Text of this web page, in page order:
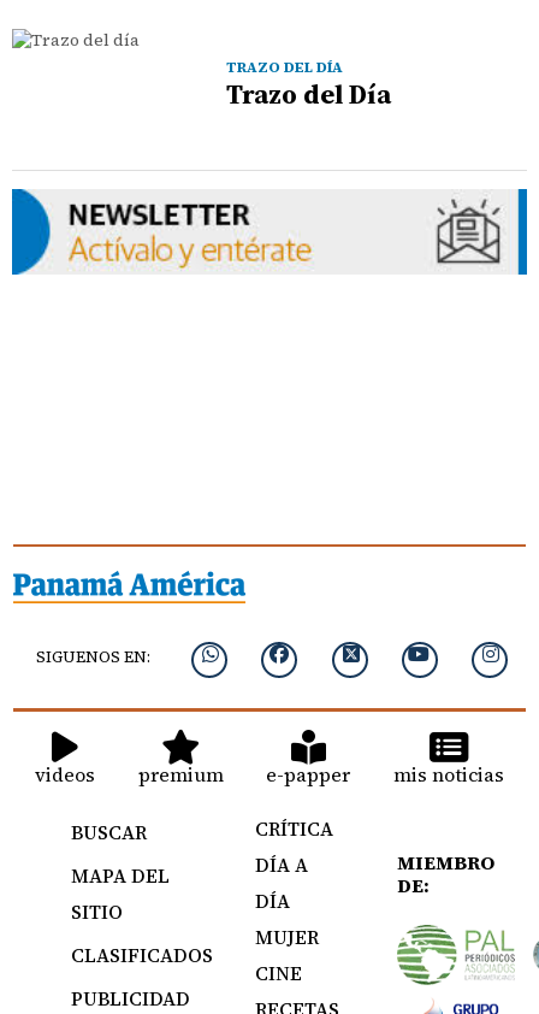
TRAZO DEL DÍA
Trazo del Día
SIGUENOS EN:
videos premium e-papper mis noticias
BUSCAR
MAPA DEL
SITIO
CLASIFICADOS
PUBLICIDAD
CRÍTICA
DÍA A
DÍA
MUJER
CINE
MIEMBRO
DE: